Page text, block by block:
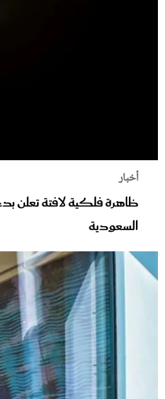
أخبار
ظاهرة فلكية لافتة تعلن
السعودية